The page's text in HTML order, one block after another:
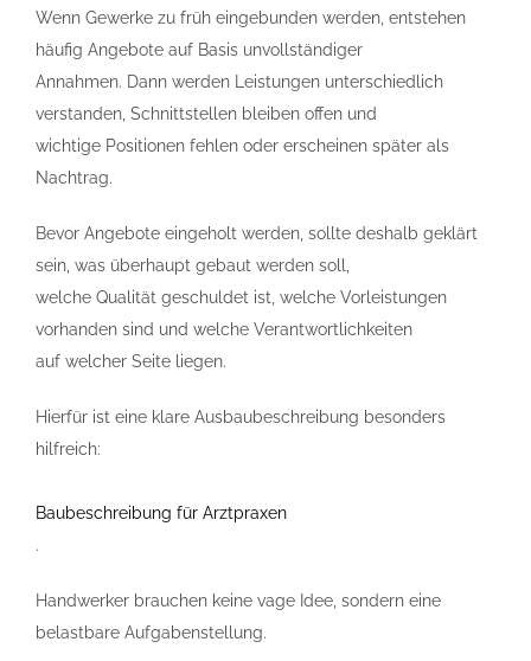
Wenn Gewerke zu früh eingebunden werden, entstehen
häufig Angebote auf Basis unvollständiger
Annahmen. Dann werden Leistungen unterschiedlich
verstanden, Schnittstellen bleiben offen und
wichtige Positionen fehlen oder erscheinen später als
Nachtrag.
Bevor Angebote eingeholt werden, sollte deshalb geklärt
sein, was überhaupt gebaut werden soll,
welche Qualität geschuldet ist, welche Vorleistungen
vorhanden sind und welche Verantwortlichkeiten
auf welcher Seite liegen.
Hierfür ist eine klare Ausbaubeschreibung besonders
hilfreich:
Baubeschreibung für Arztpraxen
.
Handwerker brauchen keine vage Idee, sondern eine
belastbare Aufgabenstellung.